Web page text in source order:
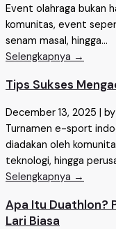
Event olahraga bukan
komunitas, event
senam masal, hingga...
Selengkapnya →
Tips Sukses
December 13, 2025 |
Turnamen e-sport
diadakan oleh
teknologi, hingga
Selengkapnya →
Apa Itu Duathlon?
Lari Biasa